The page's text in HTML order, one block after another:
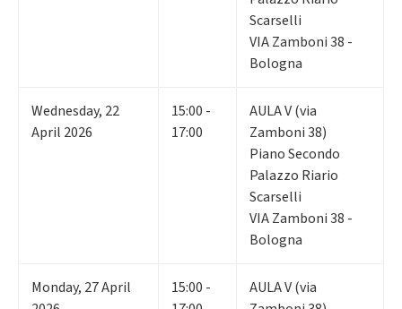
Scarselli
VIA Zamboni 38 -
Bologna
Wednesday, 22
April 2026
15:00 -
17:00
AULA V (via
Zamboni 38)
Piano Secondo
Palazzo Riario
Scarselli
VIA Zamboni 38 -
Bologna
Monday, 27April
15:00 -
AULA V (via